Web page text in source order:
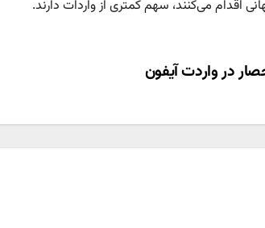
اقدام می‌کنند، سهم کمتری از واردات دارند.
در واردت آیفون